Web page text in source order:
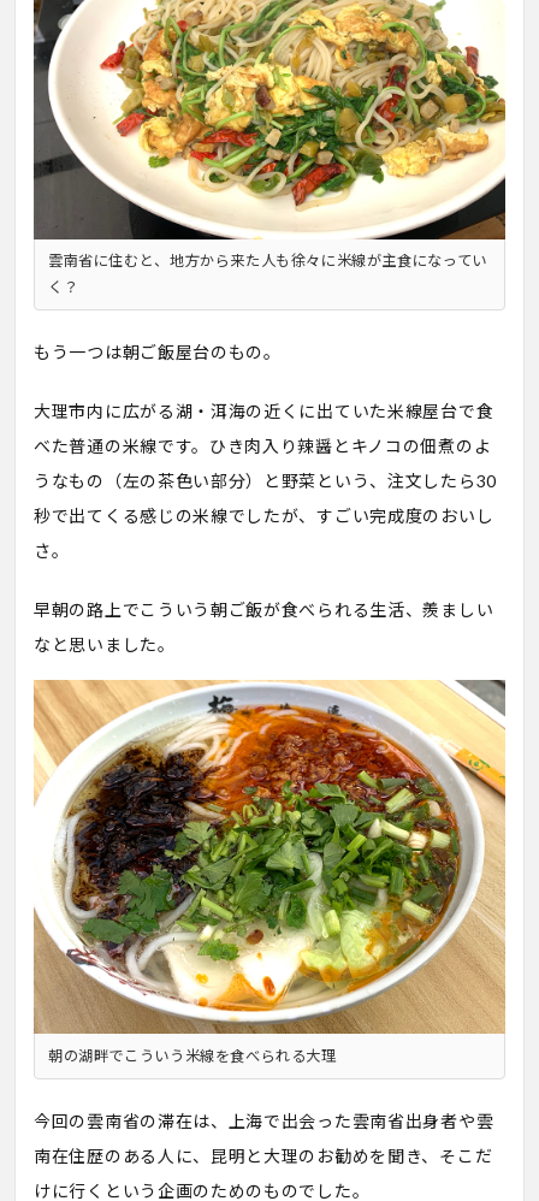
雲南省に住むと、地方から来た人も徐々に米線が主食になってい
く？
もう一つは朝ご飯屋台のもの。
大理市内に広がる湖・洱海の近くに出ていた米線屋台で食
べた普通の米線です。ひき肉入り辣醤とキノコの佃煮のよ
うなもの（左の茶色い部分）と野菜という、注文したら30
秒で出てくる感じの米線でしたが、すごい完成度のおいし
さ。
早朝の路上でこういう朝ご飯が食べられる生活、羨ましい
なと思いました。
朝の湖畔でこういう米線を食べられる大理
今回の雲南省の滞在は、上海で出会った雲南省出身者や雲
南在住歴のある人に、昆明と大理のお勧めを聞き、そこだ
けに行くという企画のためのものでした。